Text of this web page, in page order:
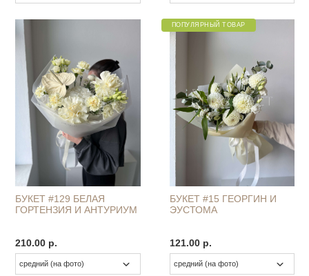
БУКЕТ #129 БЕЛАЯ
ГОРТЕНЗИЯ И АНТУРИУМ
210.00 р.
ПОПУЛЯРНЫЙ ТОВАР
БУКЕТ #15 ГЕОРГИН И
ЭУСТОМА
121.00 р.